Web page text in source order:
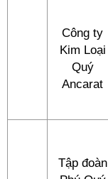
Công ty
Kim Loại
Quý
Ancarat
Tập đoàn